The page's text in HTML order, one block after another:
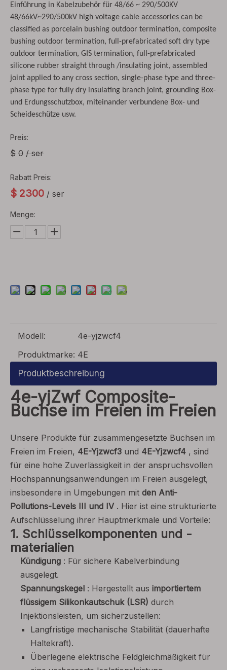
Einführung in Kabelzubehör für 48/66 ~ 290/500KV
48/66kV~290/500kV high voltage cable accessories can be
classified as porcelain bushing outdoor termination, composite
bushing outdoor termination, full-prefabricated soft dry type
outdoor termination, GIS termination, full-prefabricated
silicone rubber straight through /insulating joint, assembled
joint applied to any cross section, single-phase type and three-
phase type for fully dry insulating branch joint, grounding Box-
und Erdungsschutzbox, miteinander verbundene Box- und
Scheideschütze usw.
Preis:
$ 0 / ser
Rabatt Preis:
$ 2300 / ser
Menge:
Modell:
4e-yjzwcf4
Produktmarke: 4E
Produktbeschreibung
4e-yjZwf Composite-
Buchse im Freien im Freien
Unsere Produkte für zusammengesetzte Buchsen im
Freien im Freien, 4E-Yjzwcf3 und 4E-Yjzwcf4 , sind
für eine hohe Zuverlässigkeit in der anspruchsvollen
Hochspannungsanwendungen im Freien ausgelegt,
insbesondere in Umgebungen mit den Anti-
Pollutions-Levels III und IV . Hier ist eine strukturierte
Aufschlüsselung ihrer Hauptmerkmale und Vorteile:
1. Schlüsselkomponenten und -
materialien
Kündigung : Für sichere Kabelverbindung
ausgelegt.
Spannungskegel : Hergestellt aus importiertem
flüssigem Silikonkautschuk (LSR) durch
Injektionsleisten, um sicherzustellen:
Langfristige mechanische Stabilität (dauerhafte
Haltekraft).
Überlegene elektrische Feldgleichmäßigkeit für